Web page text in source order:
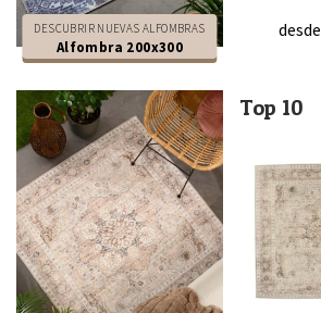
DESCUBRIR NUEVAS ALFOMBRAS
Alfombra 200x300
desde
Top 10